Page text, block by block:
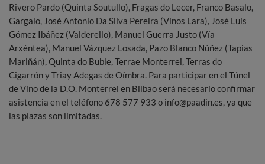
Rivero Pardo (Quinta Soutullo), Fragas do Lecer, Franco Basalo,
Gargalo, José Antonio Da Silva Pereira (Vinos Lara), José Luis
Gómez Ibáñez (Valderello), Manuel Guerra Justo (Vía
Arxéntea), Manuel Vázquez Losada, Pazo Blanco Núñez (Tapias
Mariñán), Quinta do Buble, Terrae Monterrei, Terras do
Cigarrón y Triay Adegas de Oímbra. Para participar en el Túnel
de Vino de la D.O. Monterrei en Bilbao será necesario confirmar
asistencia en el teléfono 678 577 933 o info@paadin.es, ya que
las plazas son limitadas.